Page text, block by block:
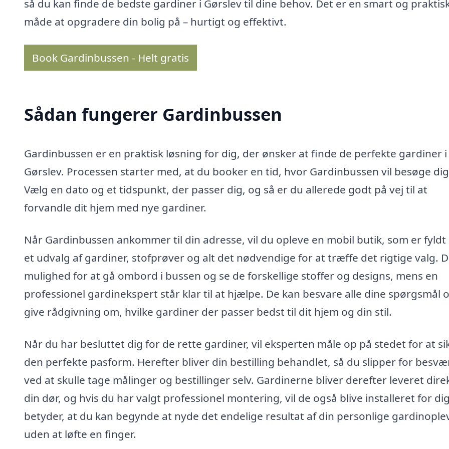
så du kan finde de bedste gardiner i Gørslev til dine behov. Det er en smart og
måde at opgradere din bolig på – hurtigt og effektivt.
Book Gardinbussen - Helt gratis
Sådan fungerer Gardinbussen
Gardinbussen er en praktisk løsning for dig, der ønsker at finde de perfekte gardiner i
Gørslev. Processen starter med, at du booker en tid, hvor Gardinbussen vil besøge
Vælg en dato og et tidspunkt, der passer dig, og så er du allerede godt på vej til at
forvandle dit hjem med nye gardiner.
Når Gardinbussen ankommer til din adresse, vil du opleve en mobil butik, som er fyldt
et udvalg af gardiner, stofprøver og alt det nødvendige for at træffe det rigtige valg.
mulighed for at gå ombord i bussen og se de forskellige stoffer og designs, mens en
professionel gardinekspert står klar til at hjælpe. De kan besvare alle dine spørgsmål
give rådgivning om, hvilke gardiner der passer bedst til dit hjem og din stil.
Når du har besluttet dig for de rette gardiner, vil eksperten måle op på stedet for at
den perfekte pasform. Herefter bliver din bestilling behandlet, så du slipper for
ved at skulle tage målinger og bestillinger selv. Gardinerne bliver derefter leveret
din dør, og hvis du har valgt professionel montering, vil de også blive installeret for
betyder, at du kan begynde at nyde det endelige resultat af din personlige
uden at løfte en finger.